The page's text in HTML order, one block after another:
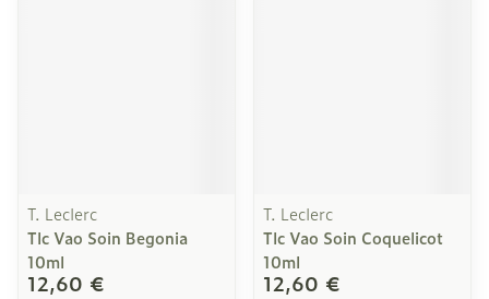
T. Leclerc
Tlc Vao Soin Begonia
10ml
12,60 €
T. Leclerc
Tlc Vao Soin Coquelicot
10ml
12,60 €